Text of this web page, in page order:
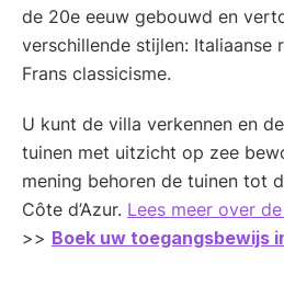
de 20e eeuw gebouwd en
verschillende stijlen: Italiaanse
Frans classicisme.
U kunt de villa verkennen en
tuinen met uitzicht op zee
mening behoren de tuinen tot
Côte d’Azur. Lees meer over
>> Boek uw toegangsbewijs